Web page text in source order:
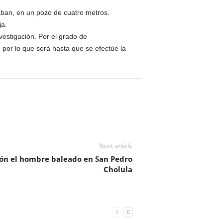
en un pozo de cuatro metros.
Por el grado de
lo que será hasta que se efectúe la
Next article
el hombre baleado en San Pedro
Cholula